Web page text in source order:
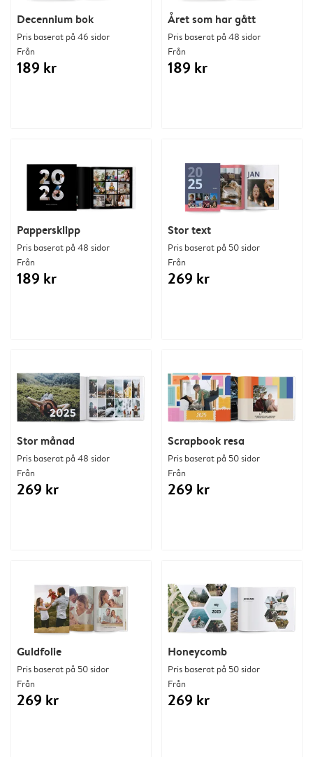
Decennium bok
Pris baserat på 46 sidor
Från
189 kr
Året som har gått
Pris baserat på 48 sidor
Från
189 kr
Scrapbook resa
Pris baserat på 50 sidor
Från
269 kr
Honeycomb
Pris baserat på 50 sidor
Från
269 kr
Stor månad
Pris baserat på 48 sidor
Från
269 kr
Pappersklipp
Pris baserat på 48 sidor
Från
189 kr
Guldfolie
Pris baserat på 50 sidor
Från
269 kr
Stor text
Pris baserat på 50 sidor
Från
269 kr